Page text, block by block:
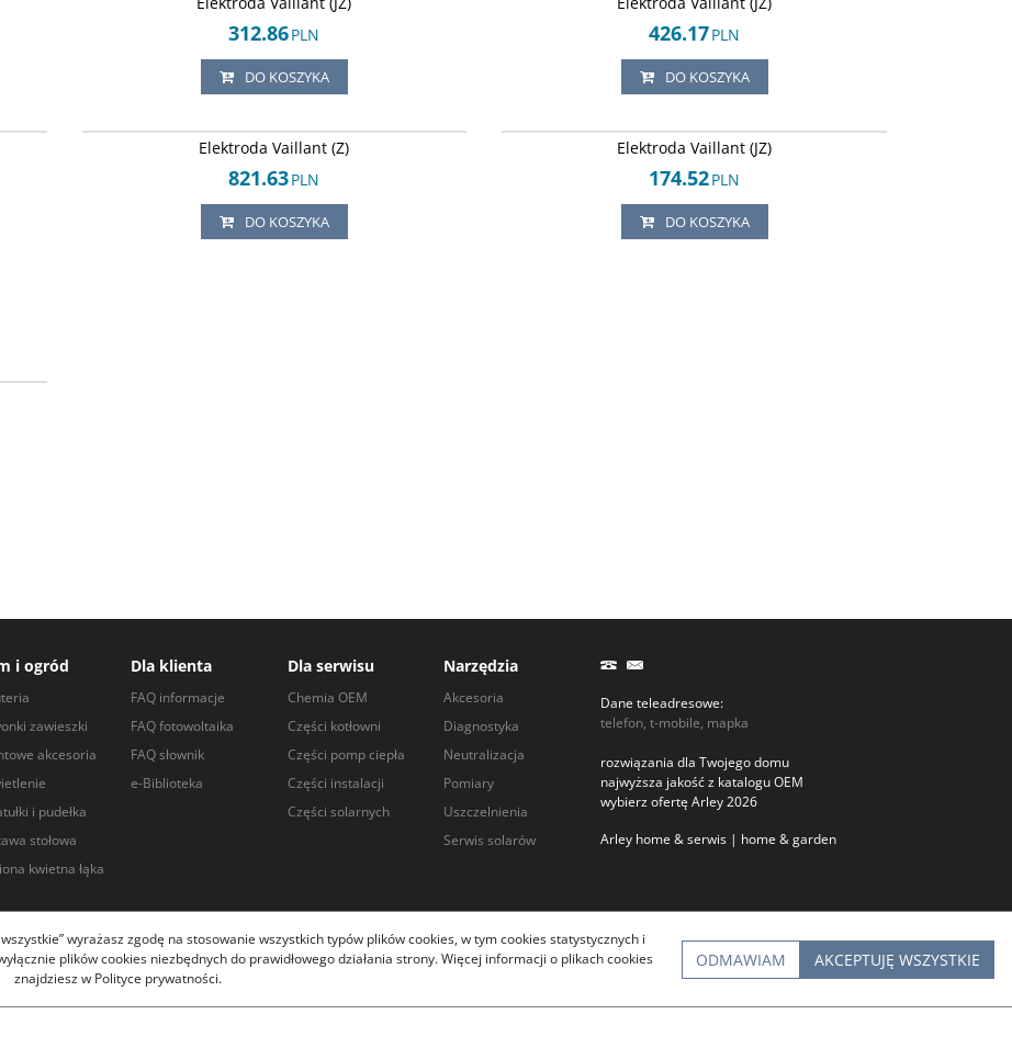
312.86PLN
DO KOSZYKA
426.17PLN
DO KOSZYKA
Elektroda Vaillant (Z)
821.63PLN
DO KOSZYKA
Elektroda Vaillant (JZ)
174.52PLN
DO KOSZYKA
i ogród
zawieszki
akcesoria
i pudełka
stołowa
kwietna łąka
Dla klienta
FAQ informacje
FAQ fotowoltaika
FAQ słownik
e-Biblioteka
Dla serwisu
Chemia OEM
Części kotłowni
Części pomp ciepła
Części instalacji
Części solarnych
Narzędzia
Akcesoria
Diagnostyka
Neutralizacja
Pomiary
Uszczelnienia
Serwis solarów
Dane teleadresowe:
telefon, t-mobile, mapka
rozwiązania dla Twojego domu
najwyższa jakość z katalogu OEM
wybierz ofertę Arley 2026
Arley home & serwis | home & garden
2026 InfoSerwis oprogramowanie sklepu BestSeller
wyrażasz zgodę na stosowanie wszystkich typów plików cookies, w tym cookies statystycznych i
plików cookies niezbędnych do prawidłowego działania strony. Więcej informacji o plikach cookies
znajdziesz w Polityce prywatności.
ODMAWIAM AKCEPTUJĘ WSZYSTKIE